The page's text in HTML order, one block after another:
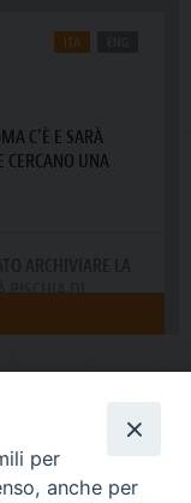
ALBANO
06.9323844
per
anche per